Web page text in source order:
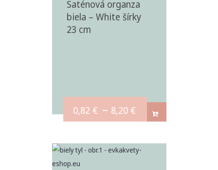
Saténová organza
biela – White šírky
23 cm
0,82 € – 8,20 €